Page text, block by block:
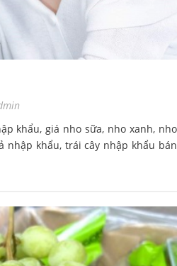
khẩu, giá nho sữa, nho xanh, nho
nhập khẩu, trái cây nhập khẩu bán